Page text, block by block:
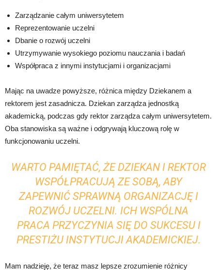
Zarządzanie całym uniwersytetem
Reprezentowanie uczelni
Dbanie o rozwój uczelni
Utrzymywanie wysokiego poziomu nauczania i badań
Współpraca z innymi instytucjami i organizacjami
Mając na uwadze powyższe, różnica między Dziekanem a
rektorem jest zasadnicza. Dziekan zarządza jednostką
akademicką, podczas gdy rektor zarządza całym uniwersytetem.
Oba stanowiska są ważne i odgrywają kluczową rolę w
funkcjonowaniu uczelni.
WARTO PAMIĘTAĆ, ŻE DZIEKAN I REKTOR
WSPÓŁPRACUJĄ ZE SOBĄ, ABY
ZAPEWNIĆ SPRAWNĄ ORGANIZACJĘ I
ROZWÓJ UCZELNI. ICH WSPÓLNA
PRACA PRZYCZYNIA SIĘ DO SUKCESU I
PRESTIŻU INSTYTUCJI AKADEMICKIEJ.
Mam nadzieję, że teraz masz lepsze zrozumienie różnicy